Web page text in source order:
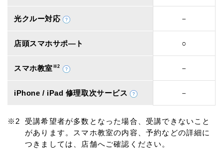
光クルー対応 －
店頭スマホサポ―ト ○
スマホ教室 ※2 －
iPhone / iPad 修理取次サービス －
受講希望者が多数となった場合、受講できないこと
があります。スマホ教室の内容、予約などの詳細に
つきましては、店舗へご確認ください。